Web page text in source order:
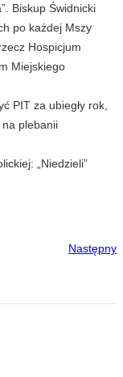
Biskup Świdnicki
po każdej Mszy
Hospicjum
Miejskiego
PIT za ubiegły rok,
plebanii
„Niedzieli”
Następny